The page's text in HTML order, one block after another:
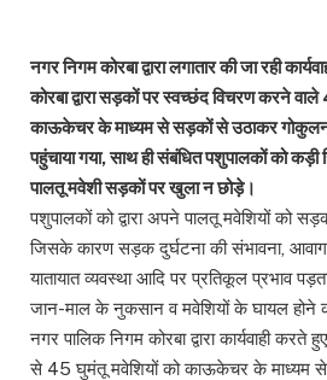
नगर निगम कोरबा द्वारा लगातार की जा रही
कोरबा द्वारा सड़कों पर स्वच्छंद विचरण करने
काऊकेचर के माध्यम से सड़कों से उठाकर
पहुंचाया गया, साथ ही संबंधित पशुपालकों को कड़ी
पालतू मवेशी सड़कों पर खुला न छोड़े।
पशुपालकों को द्वारा अपने पालतू मवेशियों को
जिसके कारण सड़क दुर्घटना की संभावना,
यातायात व्यवस्था आदि पर प्रतिकूल प्रभाव
जान-माल के नुकसान व मवेशियों के घायल होने
नगर पालिक निगम कोरबा द्वारा कार्यवाही करते
से 45 घुमंतू मवेशियों को काऊकेचर के माध्यम से